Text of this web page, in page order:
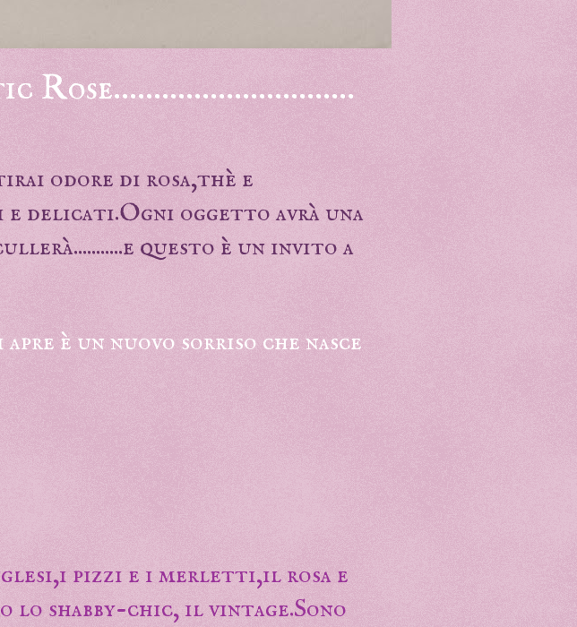
Rose..............................
odore di rosa,thè e
delicati.Ogni oggetto avrà una
questo è un invito a
è un nuovo sorriso che nasce
pizzi e i merletti,il rosa e
lo shabby-chic, il vintage.Sono